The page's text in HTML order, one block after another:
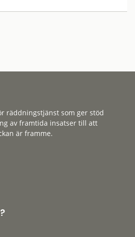
räddningstjänst som ger stöd
av framtida insatser till att
är framme.